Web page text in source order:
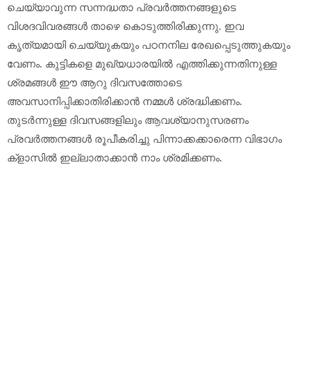
ചെയ്യാവുന്ന സന്നദ്ധതാ പ്രവർത്തനങ്ങളുടെ
വിശദവിവരങ്ങൾ താഴെ കൊടുത്തിരിക്കുന്നു. ഇവ
കൃത്യമായി ചെയ്യുകയും പഠനനില രേഖപ്പെടുത്തുകയും
വേണം. കുട്ടികളെ മുഖ്യധാരയിൽ എത്തിക്കുന്നതിനുള്ള
ശ്രമങ്ങൾ ഈ ആറു ദിവസത്തോടെ
അവസാനിപ്പിക്കാതിരിക്കാൻ നമ്മൾ ശ്രദ്ധിക്കണം.
തുടർന്നുള്ള ദിവസങ്ങളിലും ആവശ്യാനുസരണം
പ്രവർത്തനങ്ങൾ രൂപീകരിച്ചു പിന്നാക്കക്കാരെന്ന വിഭാഗം
ക്‌ളാസിൽ ഇല്ലാതാക്കാൻ നാം ശ്രമിക്കണം.